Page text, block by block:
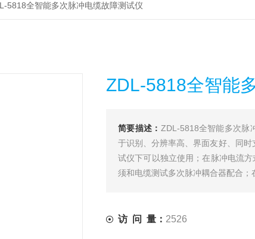
5818全智能多次脉冲电缆故障测试仪
ZDL-5818全智能
简要描述： ZDL-5818全智能多次脉
于识别、分辨率高、界面友好、同
试仪下可以独立使用；在脉冲电流
须和电缆测试多次脉冲耦合器配合；
访 问 量： 2526